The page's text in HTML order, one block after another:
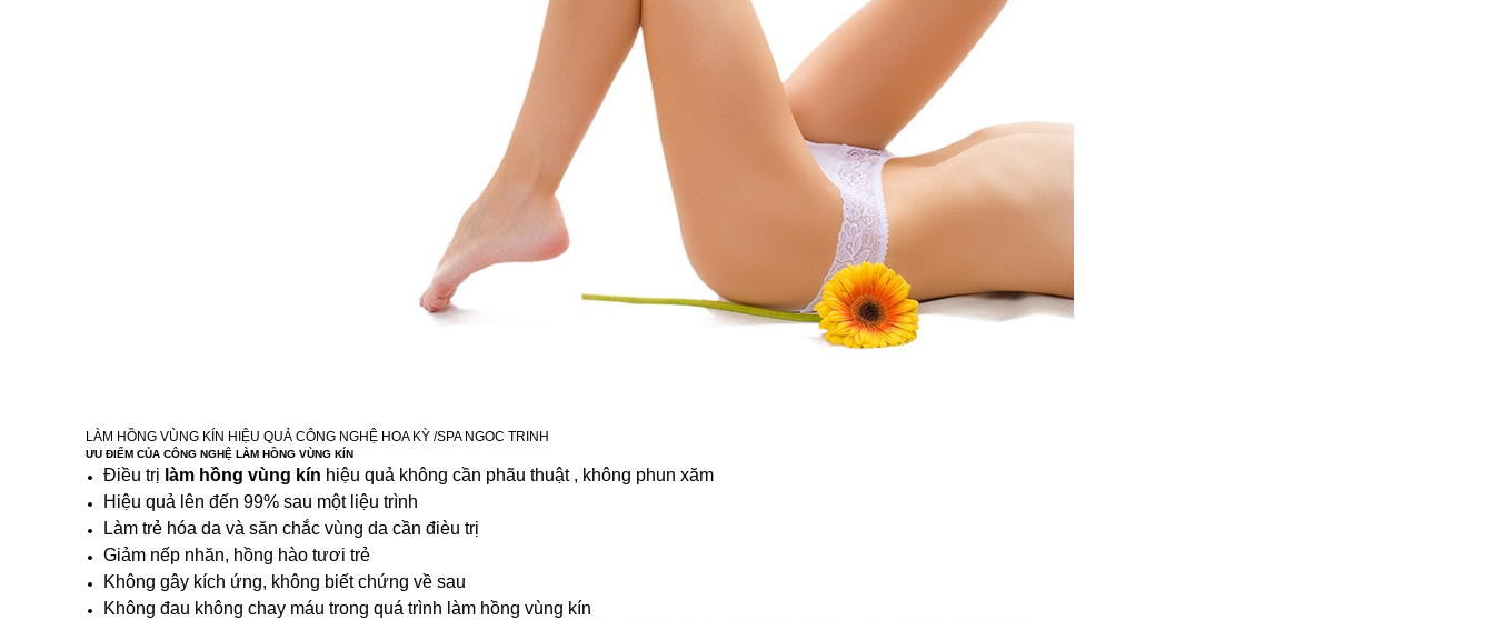
LÀM HỒNG VÙNG KÍN HIỆU QUẢ CÔNG NGHỆ HOA KỲ /SPA NGOC TRINH
ƯU ĐIỂM CỦA CÔNG NGHỆ LÀM HỒNG VÙNG KÍN
Điều trị làm hồng vùng kín hiệu quả không cần phãu thuật , không phun xăm
Hiệu quả lên đến 99% sau một liệu trình
Làm trẻ hóa da và săn chắc vùng da cần đièu trị
Giảm nếp nhăn, hồng hào tươi trẻ
Không gây kích ứng, không biết chứng về sau
Không đau không chay máu trong quá trình làm hồng vùng kín